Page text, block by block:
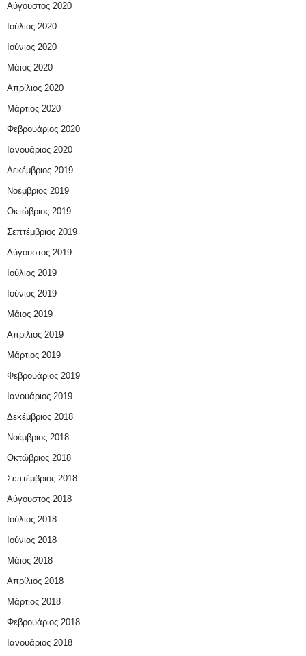
Αύγουστος 2020
Ιούλιος 2020
Ιούνιος 2020
Μάιος 2020
Απρίλιος 2020
Μάρτιος 2020
Φεβρουάριος 2020
Ιανουάριος 2020
Δεκέμβριος 2019
Νοέμβριος 2019
Οκτώβριος 2019
Σεπτέμβριος 2019
Αύγουστος 2019
Ιούλιος 2019
Ιούνιος 2019
Μάιος 2019
Απρίλιος 2019
Μάρτιος 2019
Φεβρουάριος 2019
Ιανουάριος 2019
Δεκέμβριος 2018
Νοέμβριος 2018
Οκτώβριος 2018
Σεπτέμβριος 2018
Αύγουστος 2018
Ιούλιος 2018
Ιούνιος 2018
Μάιος 2018
Απρίλιος 2018
Μάρτιος 2018
Φεβρουάριος 2018
Ιανουάριος 2018